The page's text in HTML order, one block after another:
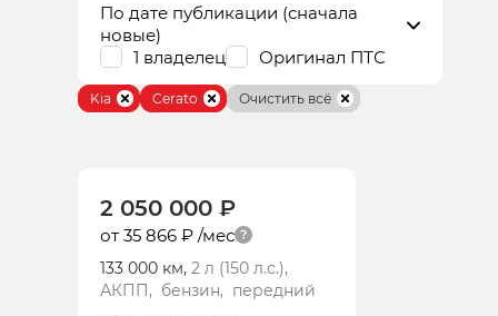
По дате публикации (сначала
новые)
1 владелец
Оригинал ПТС
Kia Cerato Очистить всё
2 050 000 ₽
от 35 866 ₽ /мес
133 000 км, 2 л (150 л.с.),
АКПП, бензин, передний